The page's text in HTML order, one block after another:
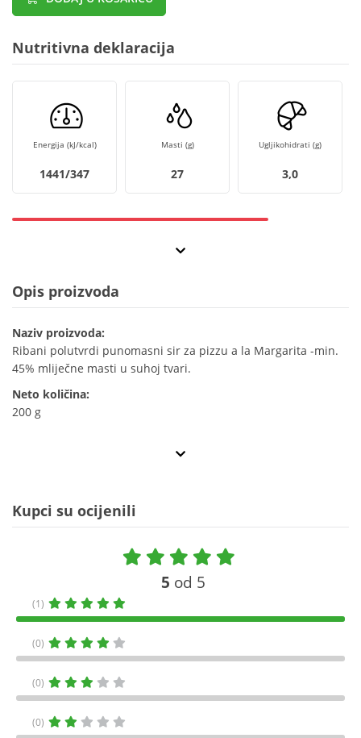
Nutritivna deklaracija
Energija (kJ/kcal)
1441/347
Masti (g)
27
Ugljikohidrati (g)
3,0
Opis proizvoda
Naziv proizvoda:
Ribani polutvrdi punomasni sir za pizzu a la Margarita -min.
45% mliječne masti u suhoj tvari.
Neto količina:
200 g
Kupci su ocijenili
5 od 5
(1)
(0)
(0)
(0)